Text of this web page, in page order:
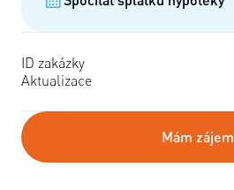
ID zakázky
Aktualizace
Mám zájem